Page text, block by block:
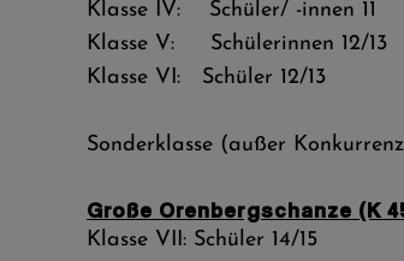
Klasse IV: Schüler/
Klasse V:
Klasse VI: Schüler
Sonderklasse (außer
Große Orenbergschanze (K
Klasse VII: